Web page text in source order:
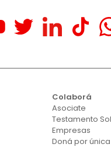
Colaborá
Asociate
Testamento
Empresas
Doná por